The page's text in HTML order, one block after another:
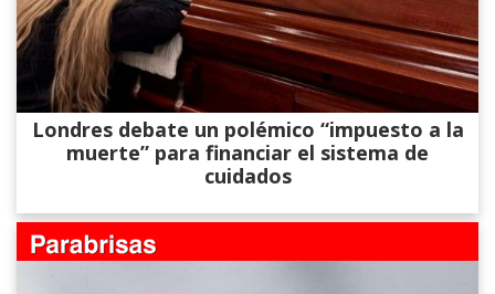
Londres debate un polémico “impuesto a la
muerte” para financiar el sistema de
cuidados